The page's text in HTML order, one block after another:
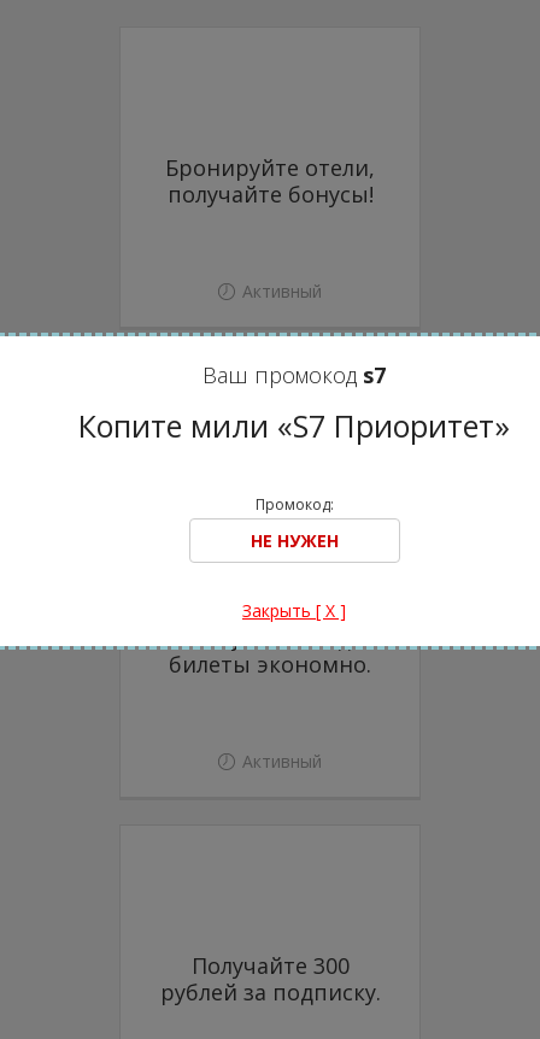
Бронируйте отели,
получайте бонусы!
Активный
Промокоды других
магазинов
билеты экономно.
Активный
Получайте 300
рублей за подписку.
Ваш промокод s7
Копите мили «S7 Приоритет»
Промокод:
Закрыть [ X ]